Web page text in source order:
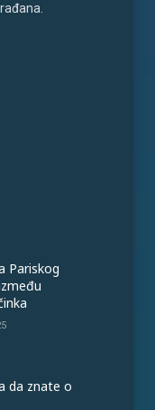
Pariskog
da znate o